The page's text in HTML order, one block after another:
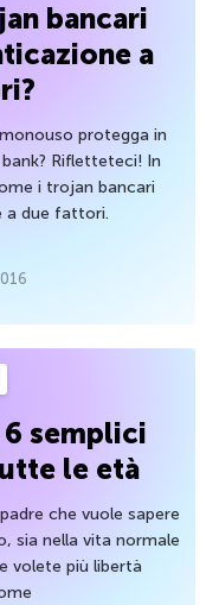
bancari
a
protegga in
Rifletteteci! In
i trojan bancari
a due fattori.
semplici
le età
che vuole sapere
sia nella vita normale
volete più libertà